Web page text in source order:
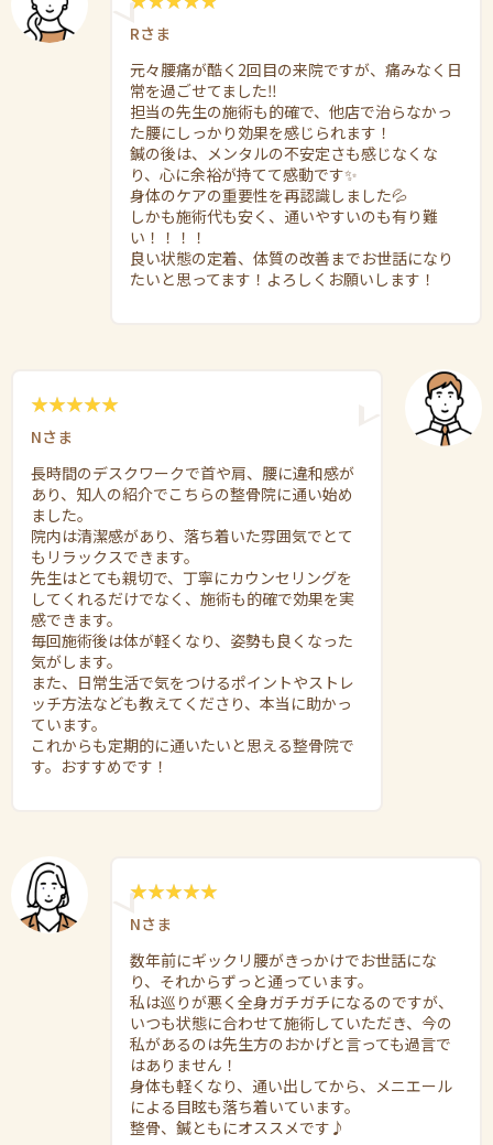
Rさま
元々腰痛が酷く2回目の来院ですが、痛みなく日
常を過ごせてました‼︎
担当の先生の施術も的確で、他店で治らなかっ
た腰にしっかり効果を感じられます！
鍼の後は、メンタルの不安定さも感じなくな
り、心に余裕が持てて感動です✨
身体のケアの重要性を再認識しました💦
しかも施術代も安く、通いやすいのも有り難
い！！！！
良い状態の定着、体質の改善までお世話になり
たいと思ってます！よろしくお願いします！
Nさま
長時間のデスクワークで首や肩、腰に違和感が
あり、知人の紹介でこちらの整骨院に通い始め
ました。
院内は清潔感があり、落ち着いた雰囲気でとて
もリラックスできます。
先生はとても親切で、丁寧にカウンセリングを
してくれるだけでなく、施術も的確で効果を実
感できます。
毎回施術後は体が軽くなり、姿勢も良くなった
気がします。
また、日常生活で気をつけるポイントやストレ
ッチ方法なども教えてくださり、本当に助かっ
ています。
これからも定期的に通いたいと思える整骨院で
す。おすすめです！
Nさま
数年前にギックリ腰がきっかけでお世話にな
り、それからずっと通っています。
私は巡りが悪く全身ガチガチになるのですが、
いつも状態に合わせて施術していただき、今の
私があるのは先生方のおかげと言っても過言で
はありません！
身体も軽くなり、通い出してから、メニエール
による目眩も落ち着いています。
整骨、鍼ともにオススメです♪